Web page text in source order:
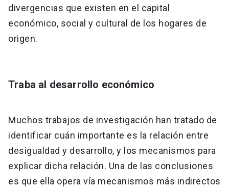
divergencias que existen en el capital
económico, social y cultural de los hogares de
origen.
Traba al desarrollo económico
Muchos trabajos de investigación han tratado de
identificar cuán importante es la relación entre
desigualdad y desarrollo, y los mecanismos para
explicar dicha relación. Una de las conclusiones
es que ella opera vía mecanismos más indirectos